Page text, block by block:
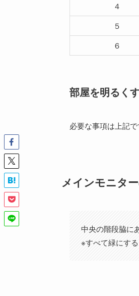
４
５
６
部屋を明るく
必要な事項は上記
メインモニタ
中央の階段脇に
※すべて緑にする